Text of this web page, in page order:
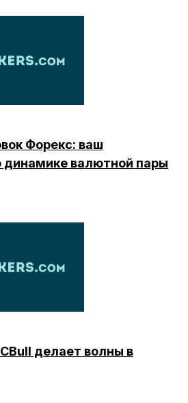
Форекс: ваш
динамике валютной пары
делает волны в